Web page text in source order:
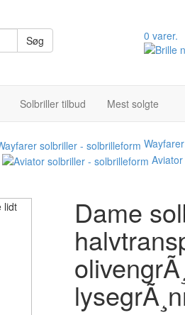
Søg 0 varer.
Solbriller tilbud Mest solgte
Dame